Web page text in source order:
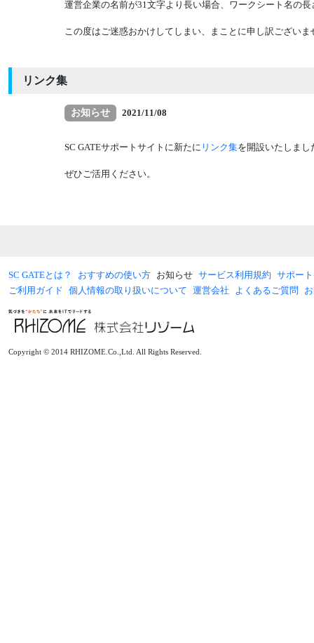
運営企業の名前が31文字より長い場合、ワークシート名の
この度はご迷惑おかけしてしまい、まことに申し訳ございま
リンク集
お知らせ 2021/11/08
SC GATEサポートサイトに新たに リンク集を開設いたしまし
ぜひご活用ください。
SC GATEとは？ おすすめの使い方 お知らせ サービス利用規約 サポー
ご利用ガイド 個人情報の取り扱いについて 運営会社 よくあるご質問
Copyright © 2014 RHIZOME.Co.,Ltd. All Rights Reserved.